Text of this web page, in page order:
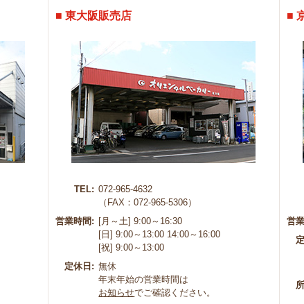
■ 東大阪販売店
TEL: 072-965-4632
（FAX：072-965-5306）
営業時間: [月～土] 9:00～16:30
[日] 9:00～13:00 14:00～16:00
[祝] 9:00～13:00
定休日: 無休
年末年始の営業時間は
お知らせでご確認ください。
■
営